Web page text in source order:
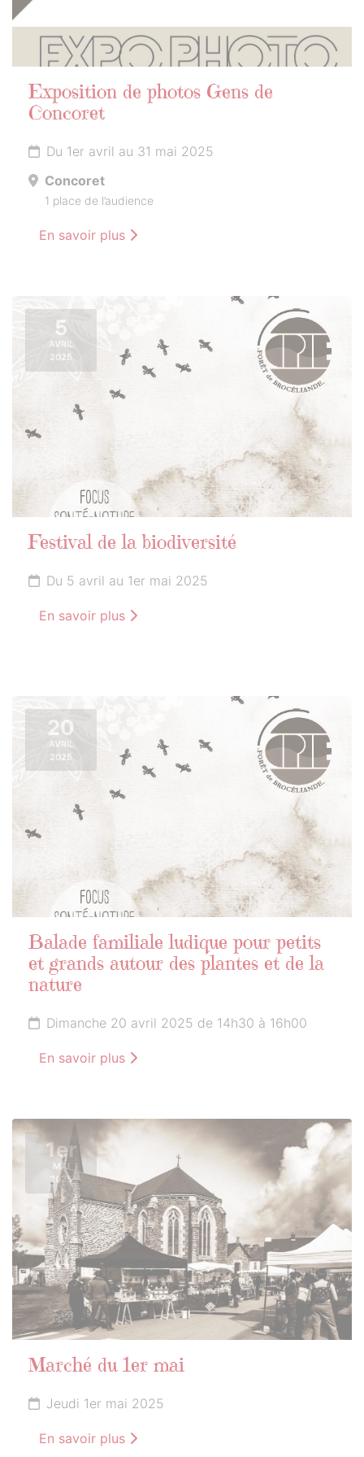
Exposition de photos Gens de
Concoret
Du 1er avril au 31 mai 2025
Concoret
1 place de l’audience
En savoir plus
5
AVRIL
2025
Festival de la biodiversité
Du 5 avril au 1er mai 2025
En savoir plus
20
AVRIL
2025
Balade familiale ludique pour petits
et grands autour des plantes et de la
nature
Dimanche 20 avril 2025 de 14h30 à 16h00
En savoir plus
1er
MAI
2025
Marché du 1er mai
Jeudi 1er mai 2025
En savoir plus